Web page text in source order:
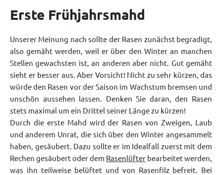
Erste Frühjahrsmahd
Unserer Meinung nach sollte der Rasen zunächst begradigt,
also gemäht werden, weil er über den Winter an manchen
Stellen gewachsten ist, an anderen aber nicht. Gut gemäht
sieht er besser aus. Aber Vorsicht! Nicht zu sehr kürzen, das
würde den Rasen vor der Saison im Wachstum bremsen und
unschön aussehen lassen. Denken Sie daran, den Rasen
stets maximal um ein Drittel seiner Länge zu kürzen!
Durch die erste Mahd wird der Rasen von Zweigen, Laub
und anderem Unrat, die sich über den Winter angesammelt
haben, gesäubert. Dazu sollte er im Idealfall zuerst mit dem
Rechen gesäubert oder dem Rasenlüfter bearbeitet werden,
was ihn teilweise belüftet und von Rasenfilz befreit. Bei